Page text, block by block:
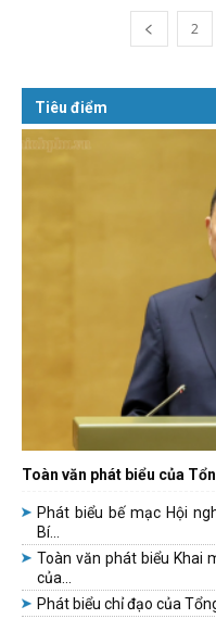
2
Tiêu điểm
Toàn văn phát biểu của
Phát biểu bế mạc Hội
Bí...
Toàn văn phát biểu Khai
của...
Phát biểu chỉ đạo của